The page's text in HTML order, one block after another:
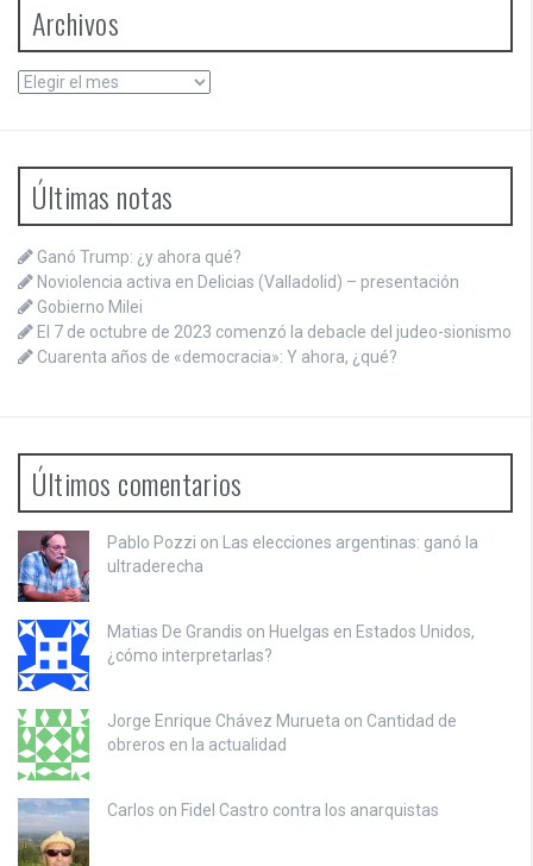
Archivos
Archivos
Últimas notas
Ganó Trump: ¿y ahora qué?
Noviolencia activa en Delicias (Valladolid) – presentación
Gobierno Milei
El 7 de octubre de 2023 comenzó la debacle del judeo-sionismo
Cuarenta años de «democracia»: Y ahora, ¿qué?
Últimos comentarios
Pablo Pozzi on Las elecciones argentinas: ganó la
ultraderecha
Matias De Grandis on Huelgas en Estados Unidos,
¿cómo interpretarlas?
Jorge Enrique Chávez Murueta on Cantidad de
obreros en la actualidad
Carlos on Fidel Castro contra los anarquistas